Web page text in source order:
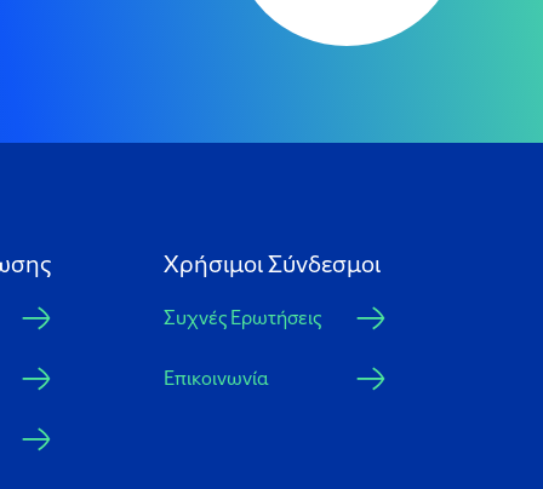
Xρήσιμοι Σύνδεσμοι
Συχνές Ερωτήσεις
Επικοινωνία